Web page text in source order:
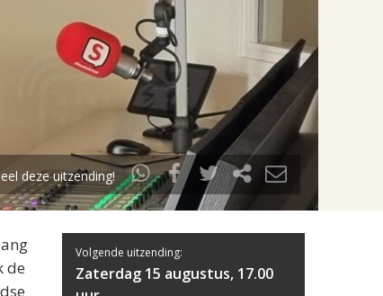
deze uitzending!
de
Volgende uitzending:
Zaterdag 15 augustus, 17.00